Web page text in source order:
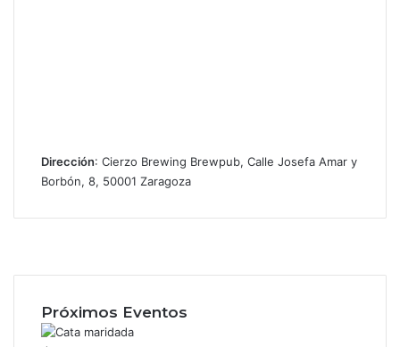
Dirección: Cierzo Brewing Brewpub, Calle Josefa Amar y
Borbón, 8, 50001 Zaragoza
Próximos Eventos